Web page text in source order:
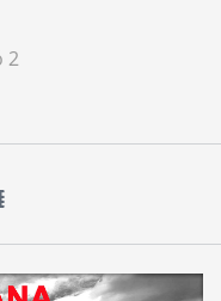
2
YouTube